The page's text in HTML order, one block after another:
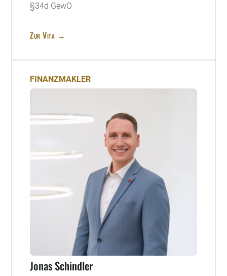
§34d GewO
Zur Vita →
FINANZMAKLER
Jonas Schindler